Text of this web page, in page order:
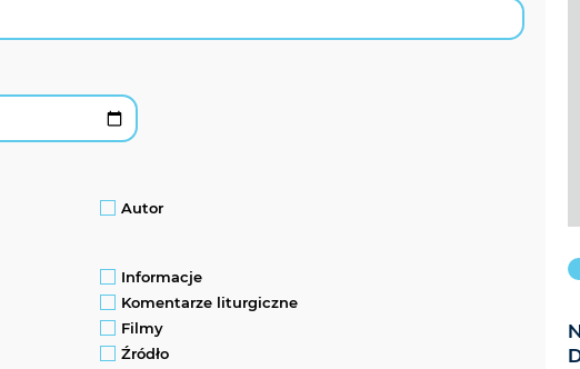
Autor
Informacje
Komentarze liturgiczne
Filmy
Źródło